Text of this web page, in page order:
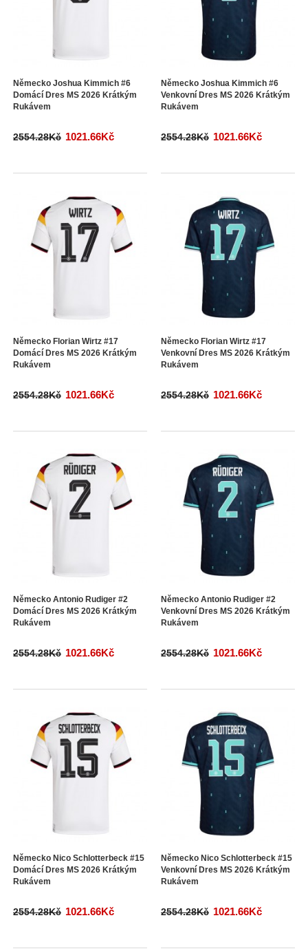
Německo Joshua Kimmich #6
Domácí Dres MS 2026 Krátkým
Rukávem
2554.28Kč 1021.66Kč
Německo Joshua Kimmich #6
Venkovní Dres MS 2026 Krátkým
Rukávem
2554.28Kč 1021.66Kč
Německo Florian Wirtz #17
Domácí Dres MS 2026 Krátkým
Rukávem
2554.28Kč 1021.66Kč
Německo Florian Wirtz #17
Venkovní Dres MS 2026 Krátkým
Rukávem
2554.28Kč 1021.66Kč
Německo Antonio Rudiger #2
Domácí Dres MS 2026 Krátkým
Rukávem
2554.28Kč 1021.66Kč
Německo Antonio Rudiger #2
Venkovní Dres MS 2026 Krátkým
Rukávem
2554.28Kč 1021.66Kč
Německo Nico Schlotterbeck #15
Domácí Dres MS 2026 Krátkým
Rukávem
2554.28Kč 1021.66Kč
Německo Nico Schlotterbeck #15
Venkovní Dres MS 2026 Krátkým
Rukávem
2554.28Kč 1021.66Kč